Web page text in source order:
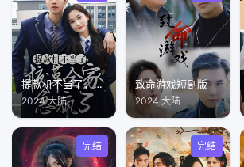
提款机不当了，校草全家急疯了
2024 大陆
致命游戏短剧版
2024 大陆
完结 完结